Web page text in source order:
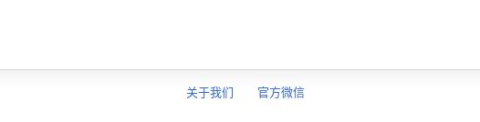
关于我们 官方微信